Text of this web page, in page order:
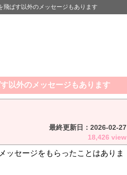
飛ばす以外のメッセージもあります
以外のメッセージもあります
最終更新日： 2026-02-27
18,426 view
ッセージをもらったことはありま